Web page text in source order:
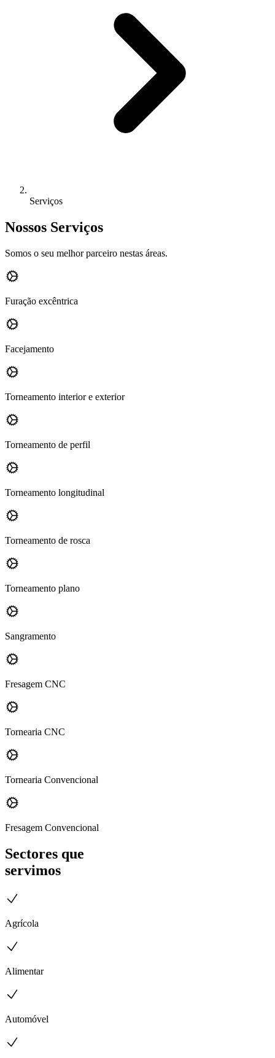
Serviços
Nossos Serviços
Somos o seu melhor parceiro nestas áreas.
Furação excêntrica
Facejamento
Torneamento interior e exterior
Torneamento de perfil
Torneamento longitudinal
Torneamento de rosca
Torneamento plano
Sangramento
Fresagem CNC
Tornearia CNC
Tornearia Convencional
Fresagem Convencional
Sectores que
servimos
Agrícola
Alimentar
Automóvel